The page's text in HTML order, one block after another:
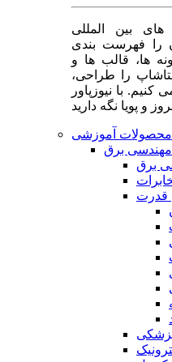
بین المللی
را فهرست بندی
ها، قالب ها و
را طراحی،
با نیوزپاور
محصولات آموزشی
مهندسی برق
برق
قدرت